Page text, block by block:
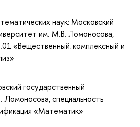
наук: Московский
им. М.В. Ломоносова,
«Вещественный, комплексный и
государственный
специальность
«Математик»